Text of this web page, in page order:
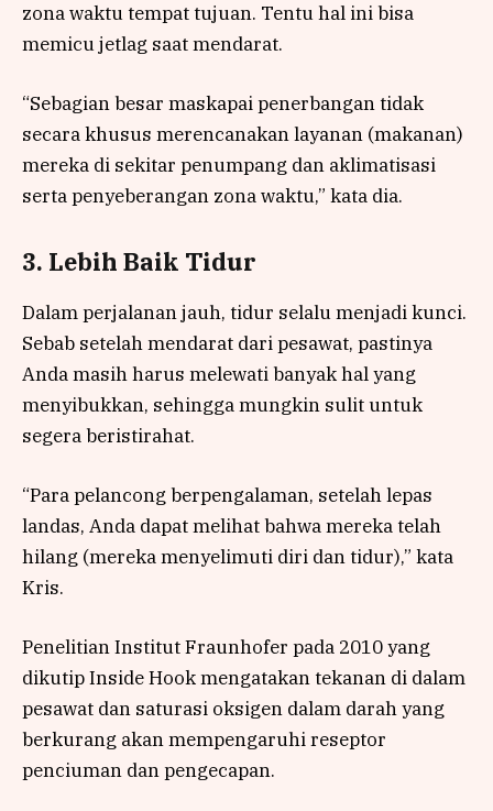
zona waktu tempat tujuan. Tentu hal ini bisa
memicu jetlag saat mendarat.
“Sebagian besar maskapai penerbangan tidak
secara khusus merencanakan layanan (makanan)
mereka di sekitar penumpang dan aklimatisasi
serta penyeberangan zona waktu,” kata dia.
3. Lebih Baik Tidur
Dalam perjalanan jauh, tidur selalu menjadi kunci.
Sebab setelah mendarat dari pesawat, pastinya
Anda masih harus melewati banyak hal yang
menyibukkan, sehingga mungkin sulit untuk
segera beristirahat.
“Para pelancong berpengalaman, setelah lepas
landas, Anda dapat melihat bahwa mereka telah
hilang (mereka menyelimuti diri dan tidur),” kata
Kris.
Penelitian Institut Fraunhofer pada 2010 yang
dikutip Inside Hook mengatakan tekanan di dalam
pesawat dan saturasi oksigen dalam darah yang
berkurang akan mempengaruhi reseptor
penciuman dan pengecapan.